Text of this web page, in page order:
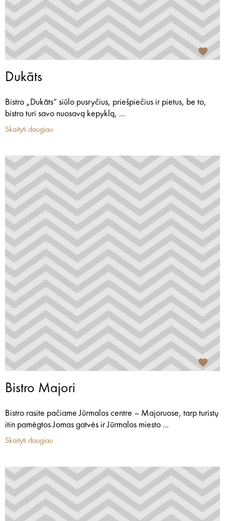
Dukāts
Bistro „Dukāts“ siūlo pusryčius, priešpiečius ir pietus, be to,
bistro turi savo nuosavą kepyklą, ...
Skaityti daugiau
Bistro Majori
Bistro rasite pačiame Jūrmalos centre – Majoruose, tarp turistų
itin pamėgtos Jomas gatvės ir Jūrmalos miesto ...
Skaityti daugiau